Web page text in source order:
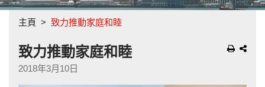
主頁 致力推動家庭和睦
致力推動家庭和睦
2018年3月10日